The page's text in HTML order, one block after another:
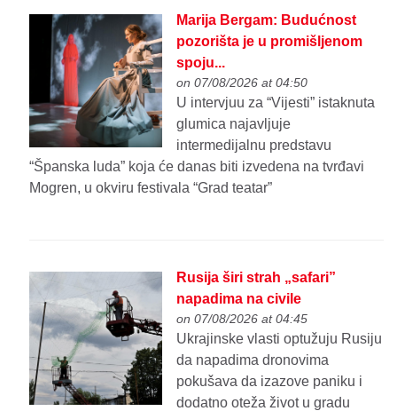
Marija Bergam: Budućnost
pozorišta je u promišljenom
spoju...
on 07/08/2026 at 04:50
U intervjuu za “Vijesti” istaknuta
glumica najavljuje
intermedijalnu predstavu
“Španska luda” koja će danas biti izvedena na tvrđavi
Mogren, u okviru festivala “Grad teatar”
Rusija širi strah „safari”
napadima na civile
on 07/08/2026 at 04:45
Ukrajinske vlasti optužuju Rusiju
da napadima dronovima
pokušava da izazove paniku i
dodatno oteža život u gradu